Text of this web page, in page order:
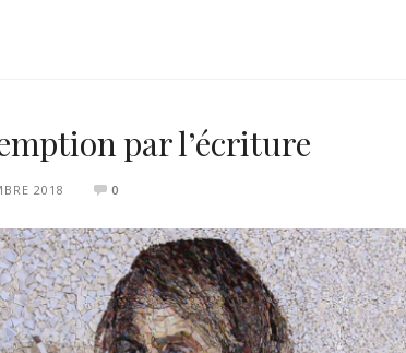
par l’écriture
2018 0